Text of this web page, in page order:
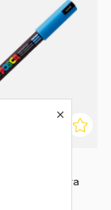
PC-1MR Extra